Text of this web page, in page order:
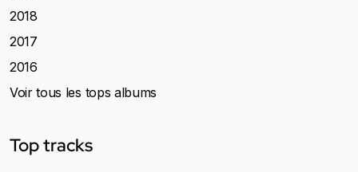
2018
2017
2016
Voir tous les tops albums
Top tracks